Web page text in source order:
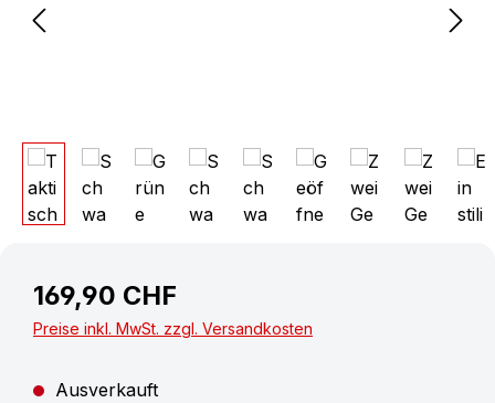
169,90 CHF
Preise inkl. MwSt. zzgl. Versandkosten
Ausverkauft